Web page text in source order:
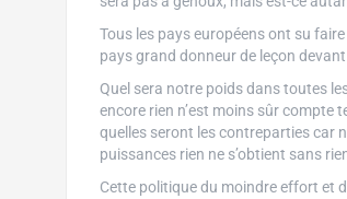
Tous les pays européens ont su
pays grand donneur de leçon devant
Quel sera notre poids dans toutes
encore rien n’est moins sûr compte
quelles seront les contreparties car
puissances rien ne s’obtient sans
Cette politique du moindre effort et